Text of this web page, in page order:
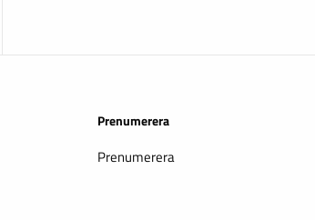
Prenumerera
Prenumerera